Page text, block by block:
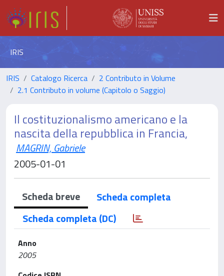
IRIS
IRIS Catalogo Ricerca
2 Contributo in Volume
2.1 Contributo in volume (Capitolo o Saggio)
Il costituzionalismo americano e la
nascita della repubblica in Francia,
MAGRIN, Gabriele
2005-01-01
Scheda breve
Scheda completa
Scheda completa (DC)
Anno
2005